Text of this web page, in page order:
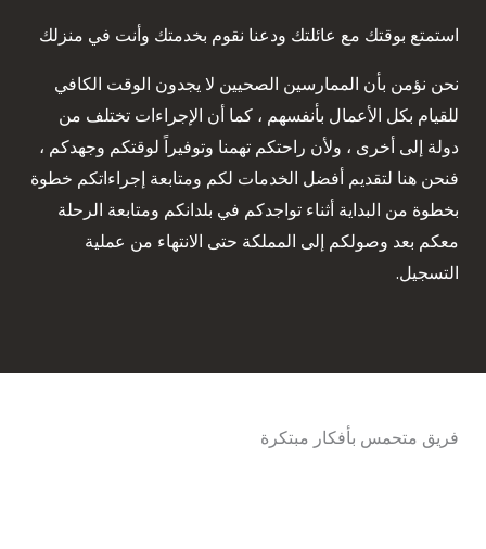
استمتع بوقتك مع عائلتك ودعنا نقوم بخدمتك وأنت في منزلك
نحن نؤمن بأن الممارسين الصحيين لا يجدون الوقت الكافي
للقيام بكل الأعمال بأنفسهم ، كما أن الإجراءات تختلف من
دولة إلى أخرى ، ولأن راحتكم تهمنا وتوفيراً لوقتكم وجهدكم ،
فنحن هنا لتقديم أفضل الخدمات لكم ومتابعة إجراءاتكم خطوة
بخطوة من البداية أثناء تواجدكم في بلدانكم ومتابعة الرحلة
معكم بعد وصولكم إلى المملكة حتى الانتهاء من عملية
التسجيل.
فريق متحمس بأفكار مبتكرة